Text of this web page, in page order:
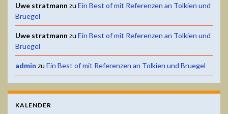
Uwe stratmann zu Ein Best of mit Referenzen an Tolkien und
Bruegel
Uwe stratmann zu Ein Best of mit Referenzen an Tolkien und
Bruegel
admin zu Ein Best of mit Referenzen an Tolkien und Bruegel
KALENDER